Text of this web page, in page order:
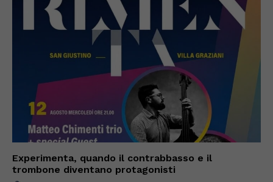
Experimenta, quando il contrabbasso e il
trombone diventano protagonisti